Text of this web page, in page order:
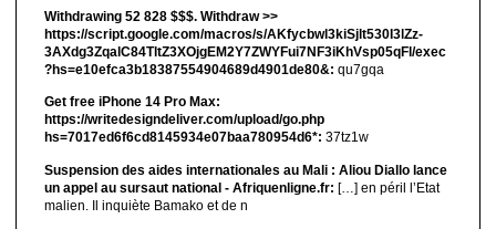
Withdrawing 52 828 $$$. Withdrаw >>
https://script.google.com/macros/s/AKfycbwl3kiSjlt530I3lZz-
3AXdg3ZqalC84TltZ3XOjgEM2Y7ZWYFui7NF3iKhVsp05qFl/exec
?hs=e10efca3b18387554904689d4901de80&: qu7gqa
Get free iPhone 14 Pro Max:
https://writedesigndeliver.com/upload/go.php
hs=7017ed6f6cd8145934e07baa780954d6*: 37tz1w
Suspension des aides internationales au Mali : Aliou Diallo lance
un appel au sursaut national - Afriquenligne.fr: […] en péril l’Etat
malien. Il inquiète Bamako et de n